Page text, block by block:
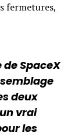
fermetures,
de SpaceX
deux
vrai
les